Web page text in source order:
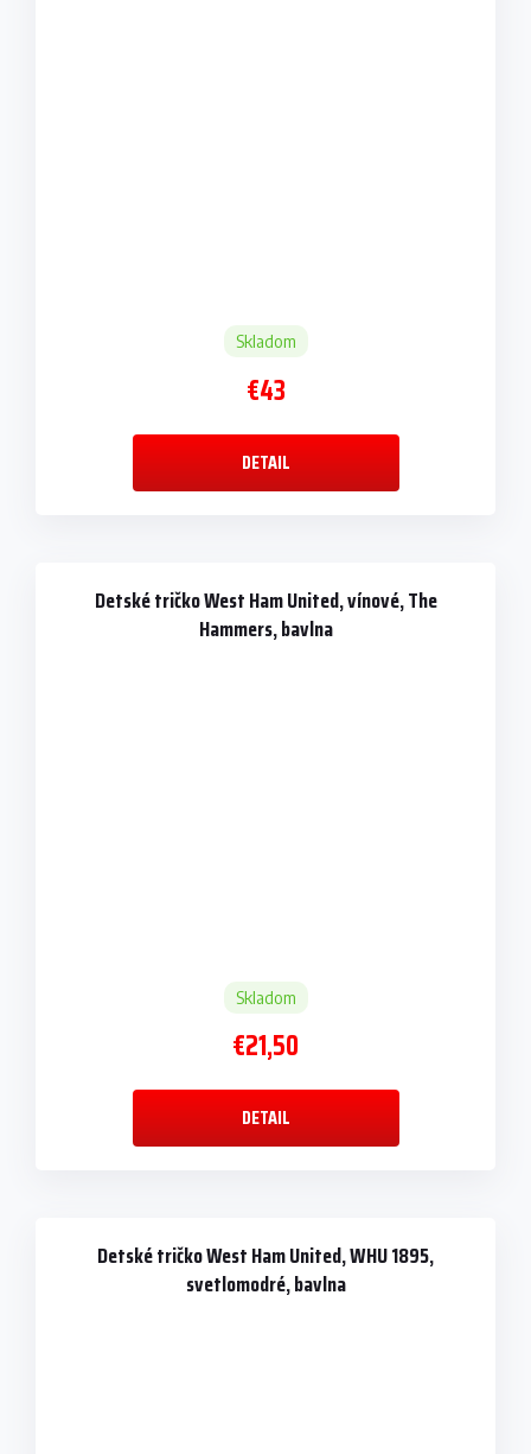
Skladom
€43
DETAIL
Detské tričko West Ham United, vínové, The
Hammers, bavlna
Skladom
€21,50
DETAIL
Detské tričko West Ham United, WHU 1895,
svetlomodré, bavlna